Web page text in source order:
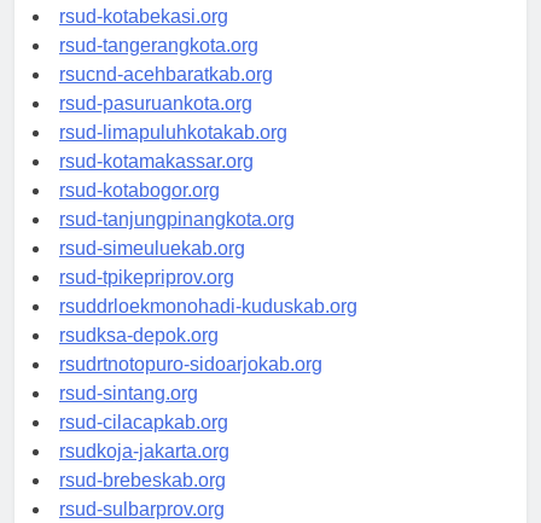
rsud-kotabekasi.org
rsud-tangerangkota.org
rsucnd-acehbaratkab.org
rsud-pasuruankota.org
rsud-limapuluhkotakab.org
rsud-kotamakassar.org
rsud-kotabogor.org
rsud-tanjungpinangkota.org
rsud-simeuluekab.org
rsud-tpikepriprov.org
rsuddrloekmonohadi-kuduskab.org
rsudksa-depok.org
rsudrtnotopuro-sidoarjokab.org
rsud-sintang.org
rsud-cilacapkab.org
rsudkoja-jakarta.org
rsud-brebeskab.org
rsud-sulbarprov.org